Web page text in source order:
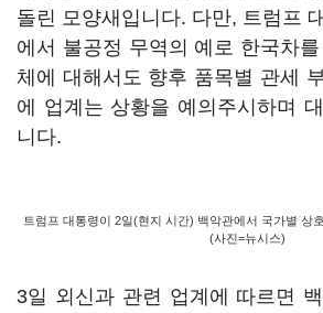
돌린 모양새입니다. 다만, 트럼프
에서 불공정 무역의 예로 한국차
체에 대해서도 향후 품목별 관세
에 업계는 상황을 예의주시하며
니다.
트럼프 대통령이 2일(현지 시간) 백악관에서 국가별 상
(사진=뉴시스)
3일 외신과 관련 업계에 따르면